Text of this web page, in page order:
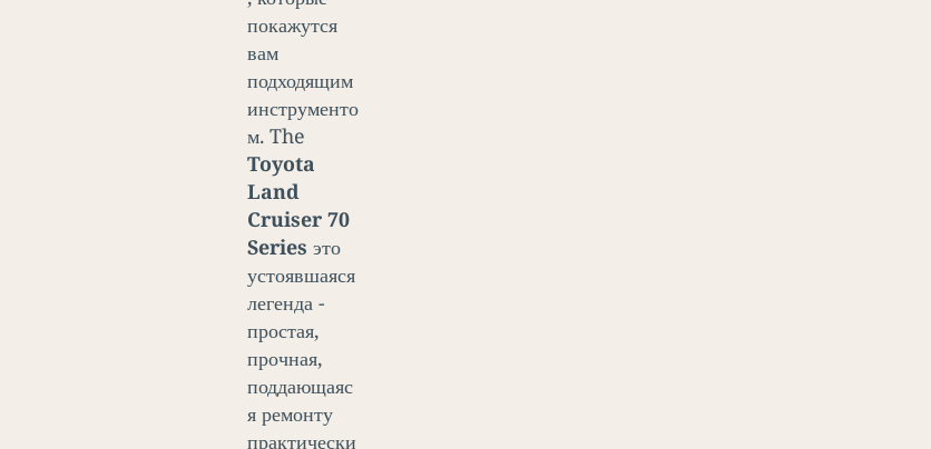
покажутся
вам
подходящим
инструменто
м. The
Toyota
Land
Cruiser 70
Series это
устоявшаяся
легенда -
простая,
прочная,
поддающаяс
я ремонту
практически